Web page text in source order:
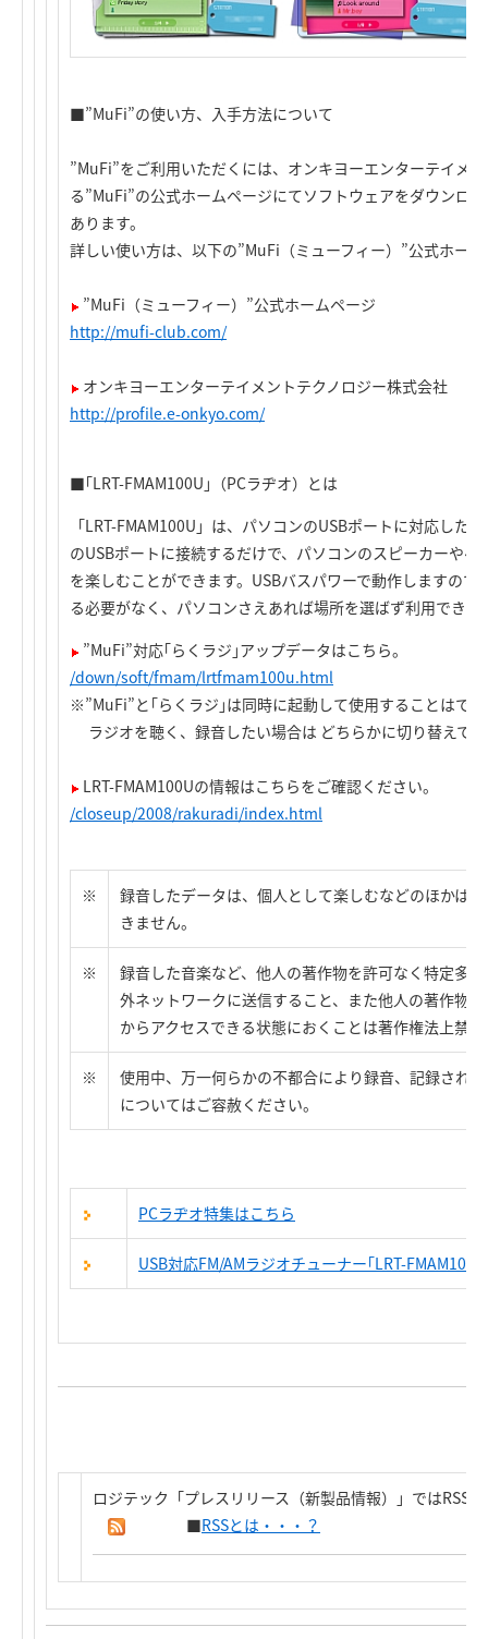
■”MuFi”の使い方、入手方法について
”MuFi”をご利用いただくには、オンキヨーエンターテイメ
る”MuFi”の公式ホームページにてソフトウェアをダウンロ
あります。
詳しい使い方は、以下の”MuFi（ミューフィー）”公式ホー
”MuFi（ミューフィー）”公式ホームページ
http://mufi-club.com/
オンキヨーエンターテイメントテクノロジー株式会社
http://profile.e-onkyo.com/
■｢LRT-FMAM100U｣（PCラヂオ）とは
「LRT-FMAM100U」は、パソコンのUSBポートに対応した
のUSBポートに接続するだけで、パソコンのスピーカーや
を楽しむことができます。USBバスパワーで動作しますの
る必要がなく、パソコンさえあれば場所を選ばず利用できま
”MuFi”対応｢らくラジ｣アップデータはこちら。
/down/soft/fmam/lrtfmam100u.html
※”MuFi”と｢らくラジ｣は同時に起動して使用することはで
ラジオを聴く、録音したい場合は どちらかに切り替えて
LRT-FMAM100Uの情報はこちらをご確認ください。
/closeup/2008/rakuradi/index.html
※
録音したデータは、個人として楽しむなどのほかは
きません。
※
録音した音楽など、他人の著作物を許可なく特定多
外ネットワークに送信すること、また他人の著作物
からアクセスできる状態におくことは著作権法上禁
※
使用中、万一何らかの不都合により録音、記録され
についてはご容赦ください。
PCラヂオ特集はこちら
USB対応FM/AMラジオチューナー｢LRT-
ロジテック「プレスリリース（新製品情報）」ではRSS
■RSSとは・・・？